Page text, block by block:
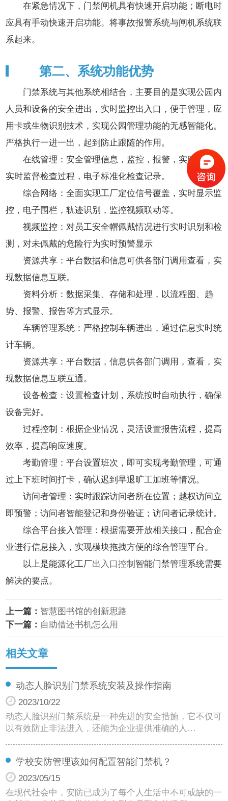
在紧急情况下，门禁闸机具有快速开启功能；断电时
应具有手动快速开启功能。将事故报警系统与闸机系统联
系起来。
第二、系统功能优势
门禁系统与其他系统相结合，主要目的是实现公园内
人员和设备的安全进出，实时监控出入口，便于管理，应
用卡或生物识别技术，实现公园管理功能的无感智能化。
严格执行一进一出，起到防止跟随的作用。
在线管理：安全管理信息，监控，报警，实时在线，
实时监督检查过程，电子标准化检查记录。
综合网络：全面实现工厂定位信号覆盖，实时显示监
控，电子围栏，轨迹识别，监控视频联动等。
视频监控：对员工安全帽佩戴情况进行实时识别和检
测，对未佩戴的危险行为实时预警显示
资源共享：平台数据和信息可供各部门调用查看，实
现数据信息互联。
资料分析：数据采集、存储和处理，以流程图、趋
势、报警、报告等方式显示。
车辆管理系统：严格控制车辆进出，通过信息实时统
计车辆。
资源共享：平台数据，信息供各部门调用，查看，实
现数据信息互联互通。
设备检查：设置检查计划，系统按时自动执行，确保
设备完好。
过程控制：根据企业情况，灵活设置报告流程，提高
效率，提高响应速度。
考勤管理：平台设置班次，即可实现考勤管理，可通
过上下班时间打卡，确认迟到早退旷工加班等情况。
访问者管理：实时跟踪访问者所在位置；越权访问立
即预警；访问者智能登记和身份验证；访问者记录统计。
综合平台接入管理：根据需要开放相关接口，配合企
业进行信息接入，实现模块拖拽方便的综合管理平台。
以上是能源化工厂出入口控制 智能门禁管理系统需要
解决的要点。
上一篇： 智慧图书馆的创新思路
下一篇： 自助借还书机怎么用
相关文章
动态人脸识别门禁系统安装及操作指南
2023/10/22
动态人脸识别门禁系统是一种先进的安全措施，它不仅可
以有效防止非法进入，还能为企业提供准确的人…
学校安防管理该如何配置智能门禁机？
2023/05/15
在现代社会中，安防已成为了每个人生活中不可或缺的一